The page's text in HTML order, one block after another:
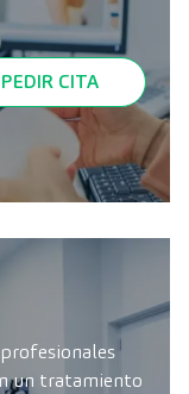
PEDIR CITA
un tratamiento